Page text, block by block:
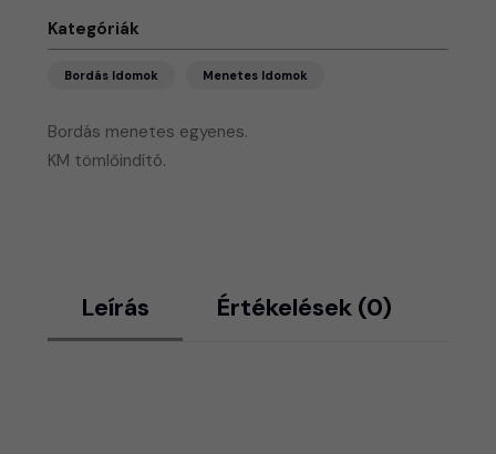
Bordás menetes egyenes.
KM tömlőindító.
Kategóriák
Bordás Idomok Menetes Idomok
Leírás Értékelések (0)